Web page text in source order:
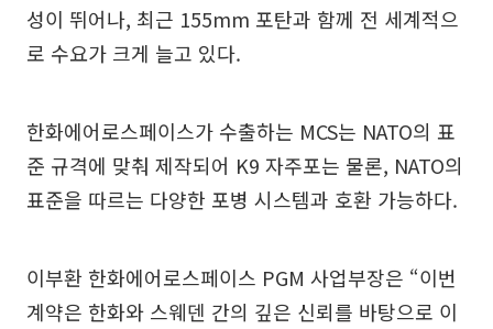
성이 뛰어나, 최근 155mm 포탄과 함께 전 세계적으
로 수요가 크게 늘고 있다.
한화에어로스페이스가 수출하는 MCS는 NATO의 표
준 규격에 맞춰 제작되어 K9 자주포는 물론, NATO의
표준을 따르는 다양한 포병 시스템과 호환 가능하다.
이부환 한화에어로스페이스 PGM 사업부장은 “이번
계약은 한화와 스웨덴 간의 깊은 신뢰를 바탕으로 이